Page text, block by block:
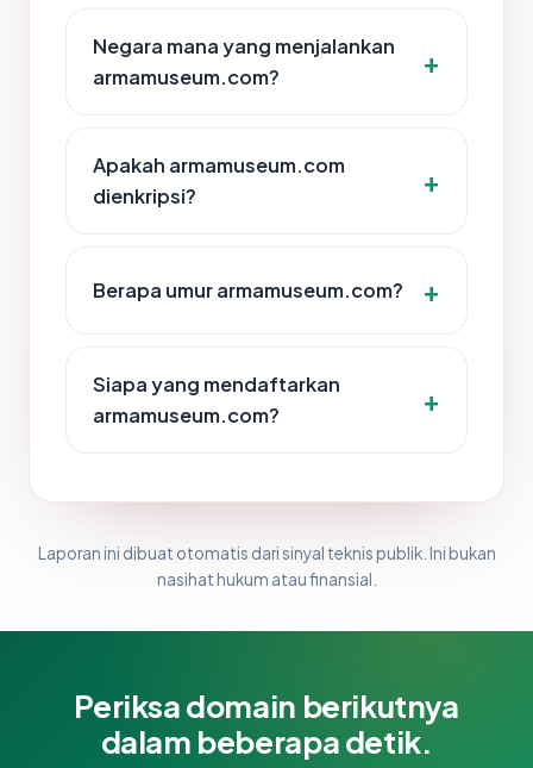
Negara mana yang menjalankan
armamuseum.com?
Apakah armamuseum.com
dienkripsi?
Berapa umur armamuseum.com?
Siapa yang mendaftarkan
armamuseum.com?
Laporan ini dibuat otomatis dari sinyal teknis publik. Ini bukan
nasihat hukum atau finansial.
Periksa domain berikutnya
dalam beberapa detik.